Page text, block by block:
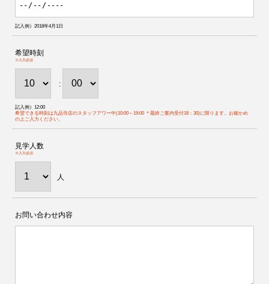
記入例）2018年4月1日
希望時刻
※入力必須
:
記入例）12:00
希望できる時刻は九品寺店のスタッフアワー中(10:00～19:00 ＊最終ご案内受付18：30)に限ります。お確かめ
の上ご入力ください。
見学人数
※入力必須
人
お問い合わせ内容